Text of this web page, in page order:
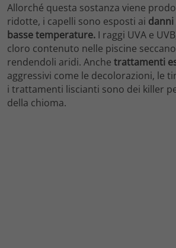
Allorché questa sostanza viene
ridotte, i capelli sono esposti ai danni
basse temperature. I raggi UVA e
cloro contenuto nelle piscine
rendendoli aridi. Anche trattamenti
aggressivi come le decolorazioni, le
i trattamenti liscianti sono dei killer
della chioma.